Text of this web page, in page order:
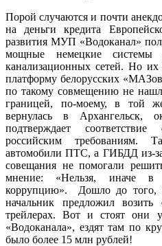
Порой случаются и почти
на деньги кредита
развития МУП «Водоканал»
мощные немецкие
канализационных сетей. Но их
платформу белорусских
по такому совмещению не
границей, по-моему, в той
вернулась в Архангельск,
подтверждает соответствие
российским
автомобили ПТС, а ГИБДД из-
совещания не помогали
мнение: «Нельзя, иначе в
коррупцию». Дошло до того,
начальник предложил
трейлерах. Вот и стоят они
«Водоканала», ездят там по
было более 15 млн рублей!